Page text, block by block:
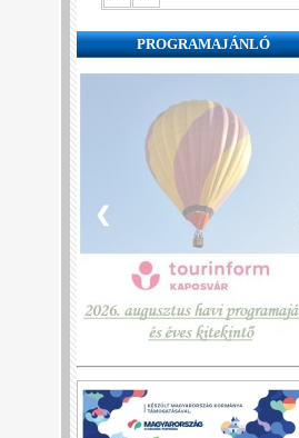
PROGRAMAJÁNLÓ
❮